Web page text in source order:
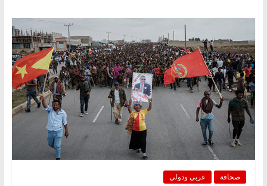
صحافة عربي ودولي